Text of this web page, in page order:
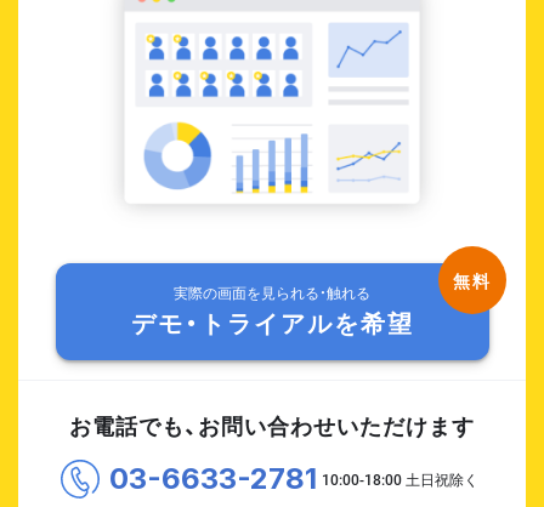
実際の画面を見られる・触れる
デモ・トライアルを希望
お電話でも、お問い合わせいただけます
03-6633-2781